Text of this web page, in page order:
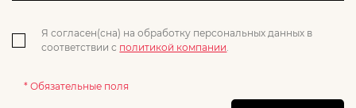
Я согласен(сна) на обработку персональных данных в
соответствии с политикой компании.
* Обязательные поля